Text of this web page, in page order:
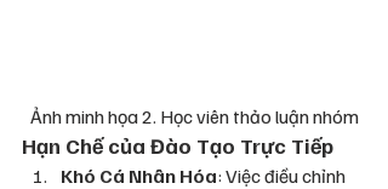
Ảnh minh họa 2. Học viên thảo luận nhóm
Hạn Chế của Đào Tạo Trực Tiếp
Khó Cá Nhân Hóa: Việc điều chỉnh